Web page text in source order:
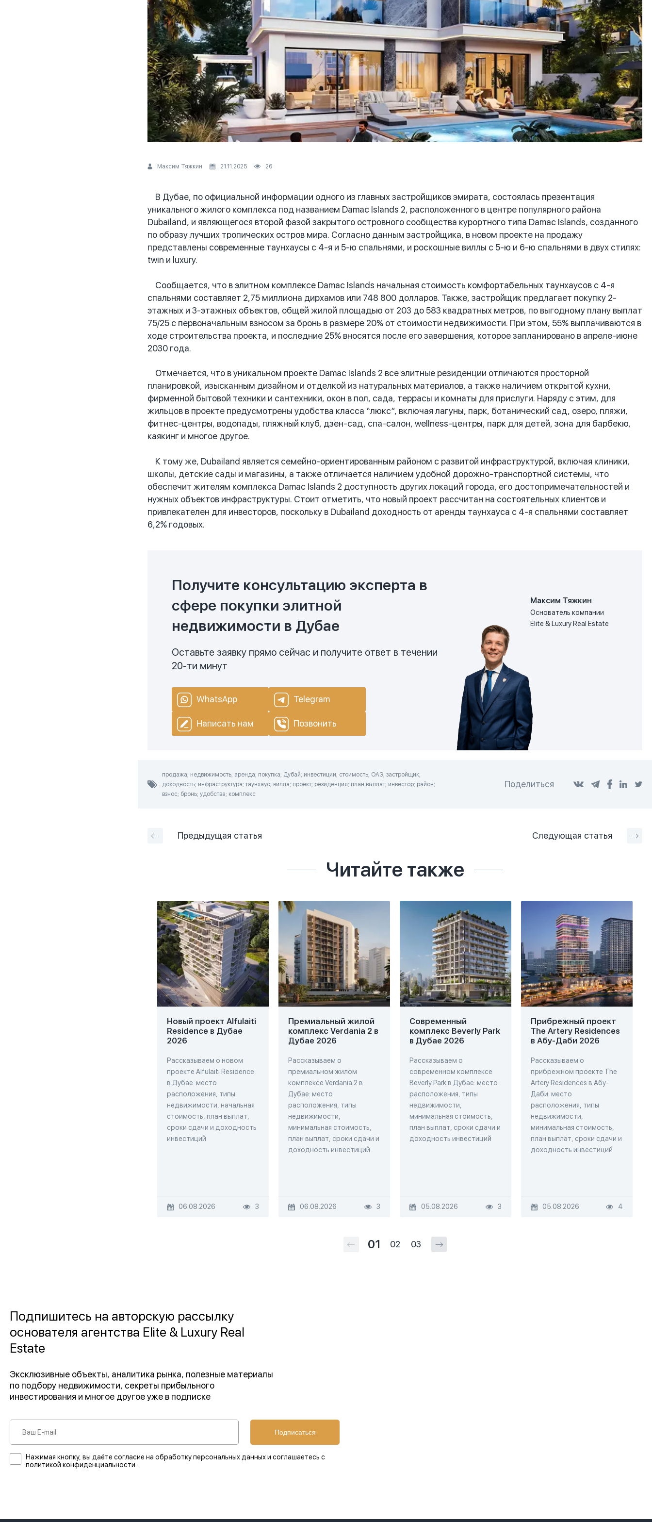
Максим Тяжкин 21.11.2025 26
В Дубае, по официальной информации одного из главных застройщиков эмирата, состоялась презентация
уникального жилого комплекса под названием Damac Islands 2, расположенного в центре популярного района
Dubailand, и являющегося второй фазой закрытого островного сообщества курортного типа Damac Islands, созданного
по образу лучших тропических остров мира. Согласно данным застройщика, в новом проекте на продажу
представлены современные таунхаусы с 4-я и 5-ю спальнями, и роскошные виллы с 5-ю и 6-ю спальнями в двух стилях:
twin и luxury.
Сообщается, что в элитном комплексе Damac Islands начальная стоимость комфортабельных таунхаусов с 4-я
спальнями составляет 2,75 миллиона дирхамов или 748 800 долларов. Также, застройщик предлагает покупку 2-
этажных и 3-этажных объектов, общей жилой площадью от 203 до 583 квадратных метров, по выгодному плану выплат
75/25 с первоначальным взносом за бронь в размере 20% от стоимости недвижимости. При этом, 55% выплачиваются в
ходе строительства проекта, и последние 25% вносятся после его завершения, которое запланировано в апреле-июне
2030 года.
Отмечается, что в уникальном проекте Damac Islands 2 все элитные резиденции отличаются просторной
планировкой, изысканным дизайном и отделкой из натуральных материалов, а также наличием открытой кухни,
фирменной бытовой техники и сантехники, окон в пол, сада, террасы и комнаты для прислуги. Наряду с этим, для
жильцов в проекте предусмотрены удобства класса “люкс”, включая лагуны, парк, ботанический сад, озеро, пляжи,
фитнес-центры, водопады, пляжный клуб, дзен-сад, спа-салон, wellness-центры, парк для детей, зона для барбекю,
каякинг и многое другое.
К тому же, Dubailand является семейно-ориентированным районом с развитой инфраструктурой, включая клиники,
школы, детские сады и магазины, а также отличается наличием удобной дорожно-транспортной системы, что
обеспечит жителям комплекса Damac Islands 2 доступность других локаций города, его достопримечательностей и
нужных объектов инфраструктуры. Стоит отметить, что новый проект рассчитан на состоятельных клиентов и
привлекателен для инвесторов, поскольку в Dubailand доходность от аренды таунхауса с 4-я спальнями составляет
6,2% годовых.
Получите консультацию эксперта в
сфере покупки элитной
недвижимости в Дубае
Оставьте заявку прямо сейчас и получите ответ в течении
20-ти минут
WhatsApp Telegram
Написать нам Позвонить
Максим Тяжкин
Основатель компании
Elite & Luxury Real Estate
продажа; недвижимость; аренда; покупка; Дубай; инвестиции; стоимость; ОАЭ; застройщик;
доходность; инфраструктура; таунхаус; вилла; проект; резиденция; план выплат; инвестор; район;
взнос; бронь; удобства; комплекс
Поделиться
Предыдущая статья Следующая статья
Читайте также
Новый проект Alfulaiti
Residence в Дубае
2026
Рассказываем о новом
проекте Alfulaiti Residence
в Дубае: место
расположения, типы
недвижимости, начальная
стоимость, план выплат,
сроки сдачи и доходность
инвестиций
06.08.2026 3
Премиальный жилой
комплекс Verdania 2 в
Дубае 2026
Рассказываем о
премиальном жилом
комплексе Verdania 2 в
Дубае: место
расположения, типы
недвижимости,
минимальная стоимость,
план выплат, сроки сдачи и
доходность инвестиций
06.08.2026 3
Современный
комплекс Beverly Park
в Дубае 2026
Рассказываем о
современном комплексе
Beverly Park в Дубае: место
расположения, типы
недвижимости,
минимальная стоимость,
план выплат, сроки сдачи и
доходность инвестиций
05.08.2026 3
Прибрежный проект
The Artery Residences
в Абу-Даби 2026
Рассказываем о
прибрежном проекте The
Artery Residences в Абу-
Даби: место
расположения, типы
недвижимости,
минимальная стоимость,
план выплат, сроки сдачи и
доходность инвестиций
05.08.2026 4
01 02 03
Подпишитесь на авторскую рассылку
основателя агентства Elite & Luxury Real
Estate
Эксклюзивные объекты, аналитика рынка, полезные материалы
по подбору недвижимости, секреты прибыльного
инвестирования и многое другое уже в подписке
Подписаться
Нажимая кнопку, вы даёте согласие на обработку персональных данных и соглашаетесь с
политикой конфиденциальности.